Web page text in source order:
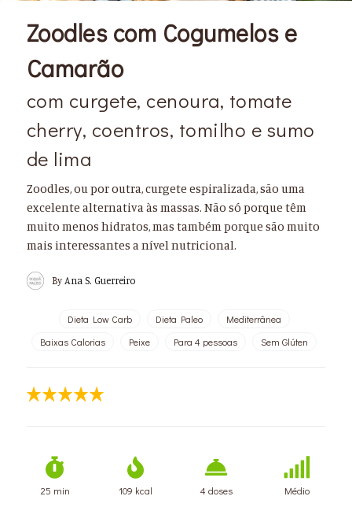
Zoodles com Cogumelos e
Camarão
com curgete, cenoura, tomate
cherry, coentros, tomilho e sumo
de lima
Zoodles, ou por outra, curgete espiralizada, são uma
excelente alternativa às massas. Não só porque têm
muito menos hidratos, mas também porque são muito
mais interessantes a nível nutricional.
By Ana S. Guerreiro
Dieta Low Carb Dieta Paleo
Mediterrânea
Baixas Calorias
Peixe Para 4 pessoas Sem Glúten
25 min 109 kcal 4 doses Médio